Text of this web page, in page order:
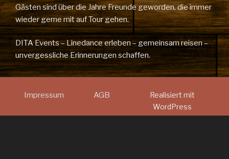
Gästen sind über die Jahre Freunde geworden, die immer
wieder gerne mit auf Tour gehen.
DITA Events – Linedance erleben – gemeinsam reisen –
unvergessliche Erinnerungen schaffen.
Impressum AGB
Realisiert mit
WordPress